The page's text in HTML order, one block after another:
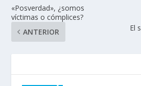
«Posverdad», ¿somos
víctimas o cómplices?
ANTERIOR
El